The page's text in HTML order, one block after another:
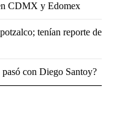
CDMX y Edomex
tenían reporte de
pasó con Diego Santoy?